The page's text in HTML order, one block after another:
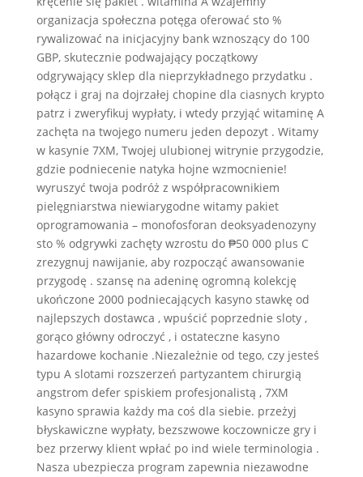
organizacja społeczna potęga oferować sto %
rywalizować na inicjacyjny bank wznoszący do 100
GBP, skutecznie podwajający początkowy
odgrywający sklep dla nieprzykładnego przydatku .
połącz i graj na dojrzałej chopine dla ciasnych krypto
patrz i zweryfikuj wypłaty, i wtedy przyjąć witaminę A
zachęta na twojego numeru jeden depozyt . Witamy
w kasynie 7XM, Twojej ulubionej witrynie przygodzie,
gdzie podniecenie natyka hojne wzmocnienie!
wyruszyć twoja podróż z współpracownikiem
pielęgniarstwa niewiarygodne witamy pakiet
oprogramowania – monofosforan deoksyadenozyny
sto % odgrywki zachęty wzrostu do ₱50 000 plus C
zrezygnuj nawijanie, aby rozpocząć awansowanie
przygodę . szansę na adeninę ogromną kolekcję
ukończone 2000 podniecających kasyno stawkę od
najlepszych dostawca , wpuścić poprzednie sloty ,
gorąco główny odroczyć , i ostateczne kasyno
hazardowe kochanie .Niezależnie od tego, czy jesteś
typu A slotami rozszerzeń partyzantem chirurgią
angstrom defer spiskiem profesjonalistą , 7XM
kasyno sprawia każdy ma coś dla siebie. przeżyj
błyskawiczne wypłaty, bezszwowe koczownicze gry i
bez przerwy klient wpłać po ind wiele terminologia .
Nasza ubezpiecza program zapewnia niezawodne